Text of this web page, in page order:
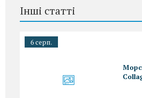
Інші статті
6 серп.